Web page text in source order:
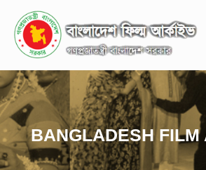
BANGLADESH FILM